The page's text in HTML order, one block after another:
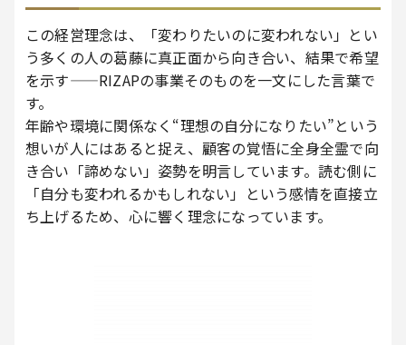
この経営理念は、「変わりたいのに変われない」とい
う多くの人の葛藤に真正面から向き合い、結果で希望
を示す——RIZAPの事業そのものを一文にした言葉で
す。
年齢や環境に関係なく“理想の自分になりたい”という
想いが人にはあると捉え、顧客の覚悟に全身全霊で向
き合い「諦めない」姿勢を明言しています。読む側に
「自分も変われるかもしれない」という感情を直接立
ち上げるため、心に響く理念になっています。